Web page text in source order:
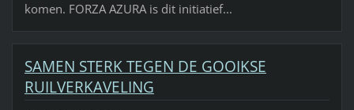
komen. FORZA AZURA is dit initiatief...
SAMEN STERK TEGEN DE GOOIKSE
RUILVERKAVELING